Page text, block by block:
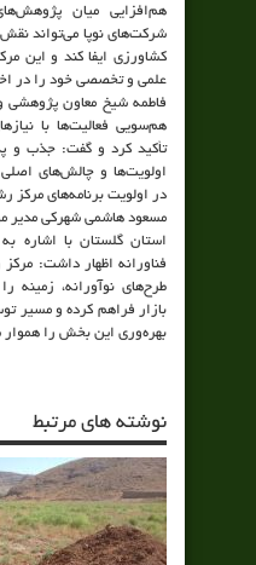
هم‌افزایی میان
شرکت‌های نوپا می‌تواند
کشاورزی ایفا کند و این
علمی و تخصصی خود را در
فاطمه شیخ معاون پژوهشی
هم‌سویی فعالیت‌ها با
تأکید کرد و گفت: جذب و
اولویت‌ها و چالش‌های
در اولویت برنامه‌های مرکز
مسعود هاشمی شهرکی مدیر
استان گلستان با اشاره
فناورانه اظهار داشت:
طرح‌های نوآورانه، زمینه
بازار فراهم کرده و مسیر
بهره‌وری این بخش را هموار
نوشته های مرتبط